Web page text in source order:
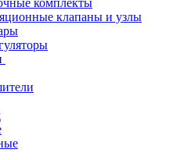
комплекты
клапаны и узлы